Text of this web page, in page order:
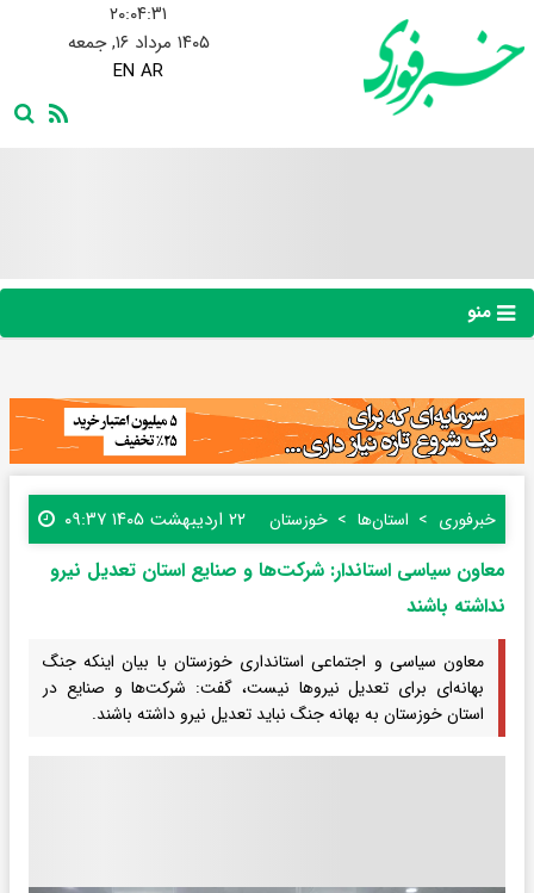
۲۰:۰۴:۳۲
۱۴۰۵ مرداد ۱۶, جمعه
EN AR
منو
خبرفوری استان‌ها خوزستان ۲۲ اردیبهشت ۱۴۰۵ ۰۹:۳۷
معاون سیاسی استاندار: شرکت‌ها و صنایع استان تعدیل نیرو
نداشته باشند
معاون سیاسی و اجتماعی استانداری خوزستان با بیان اینکه جنگ
بهانه‌ای برای تعدیل نیروها نیست، گفت: شرکت‌ها و صنایع در
استان خوزستان به بهانه جنگ نباید تعدیل نیرو داشته باشند.